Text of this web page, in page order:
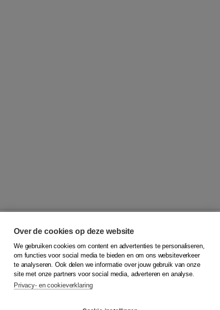
© 2026Koninklijke Boom uitgevers
Klantenservice
Service & informatie
Contact
Over de cookies op deze website
We gebruiken cookies om content en advertenties te personaliseren,
om functies voor social media te bieden en om ons websiteverkeer
te analyseren. Ook delen we informatie over jouw gebruik van onze
site met onze partners voor social media, adverteren en analyse.
Privacy- en cookieverklaring